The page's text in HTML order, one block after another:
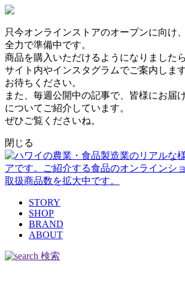
只今オンラインストアのオープンに向け、
全力で準備中です。
商品を購入いただけるようになりましたら
サイト内やインスタグラムでご案内しま
お待ちください。
また、毎週公開中の記事で、皆様にお届
についてご紹介しています。
ぜひご覧くださいね。
閉じる
STORY
SHOP
BRAND
ABOUT
検索